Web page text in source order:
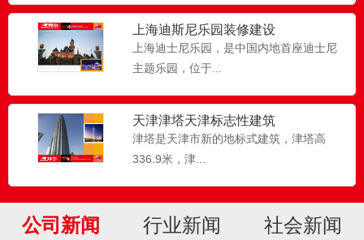
上海迪斯尼乐园装修建设
上海迪士尼乐园，是中国内地首座迪士尼
主题乐园，位于...
天津津塔天津标志性建筑
津塔是天津市新的地标式建筑，津塔高
336.9米，津...
公司新闻 行业新闻 社会新闻
拜尔防潮吸音矿棉板
拜尔防潮吸音矿棉板...
拜尔腻子粉
拜尔腻子粉,拜尔无醛添加腻子粉,拜尔墙